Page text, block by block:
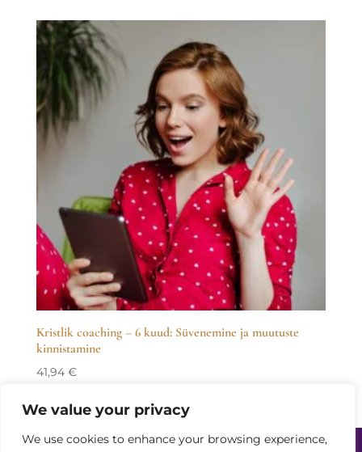
We value your privacy
We use cookies to enhance your browsing experience,
Kristlik coaching – 6 kuud: Süvenemine ja muutuste
kinnistamine
41,94 €